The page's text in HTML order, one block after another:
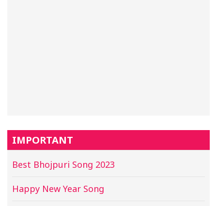
IMPORTANT
Best Bhojpuri Song 2023
Happy New Year Song